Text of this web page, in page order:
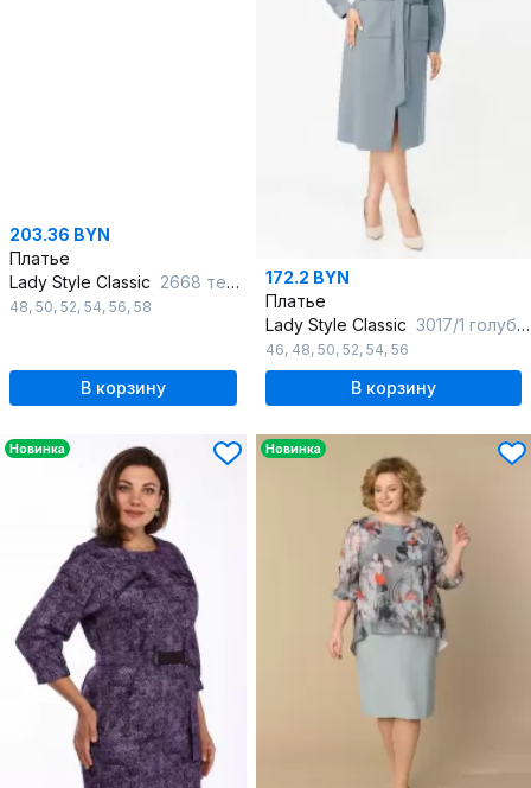
203.36 BYN
Платье
Lady Style Classic 2668 темно-синий
48, 50, 52, 54, 56, 58
В корзину
172.2 BYN
Платье
Lady Style Classic 3017/1 голубые-тона
46, 48, 50, 52, 54, 56
В корзину
Новинка Новинка